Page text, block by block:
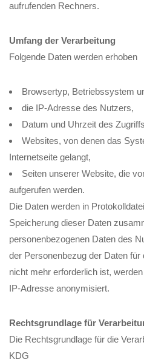
aufrufenden Rechners.
Umfang der Verarbeitung
Folgende Daten werden erhoben
Browsertyp, Betriebssystem
die IP-Adresse des Nutzers,
Datum und Uhrzeit des
Websites, von denen das
Internetseite gelangt,
Seiten unserer Website, die
aufgerufen werden.
Die Daten werden in
Speicherung dieser Daten
personenbezogenen Daten des
der Personenbezug der Daten
nicht mehr erforderlich ist,
IP-Adresse anonymisiert.
Rechtsgrundlage für
Die Rechtsgrundlage für die
KDG